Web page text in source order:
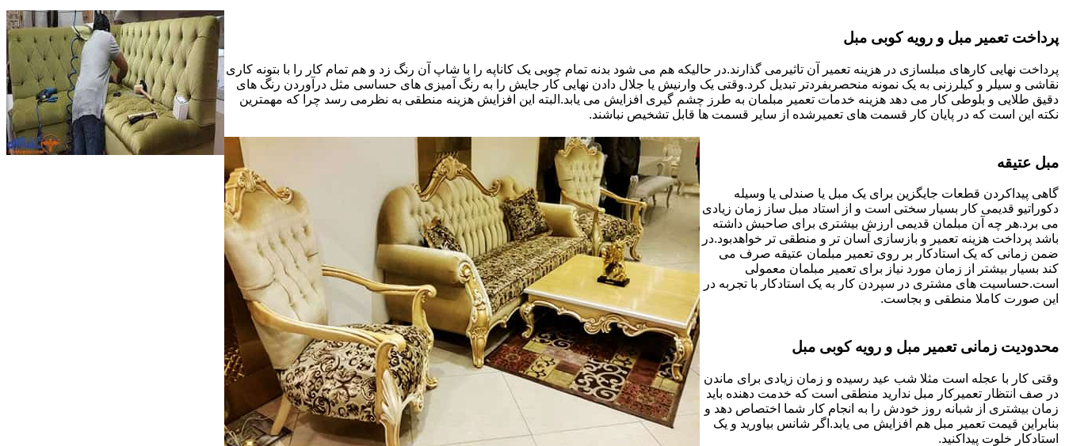
پرداخت تعمیر مبل و رویه کوبی مبل
پرداخت نهایی کارهای مبلسازی در هزینه تعمیر آن تاثیرمی گذارند.در حالیکه هم می شود بدنه تمام چوبی یک کاناپه را با شاپ آن رنگ زد و هم تمام کار را با بتونه کاری
نقاشی و سیلر و کیلرزنی به یک نمونه منحصربفردتر تبدیل کرد.وقتی یک وارنیش یا جلال دادن نهایی کار جایش را به رنگ آمیزی های حساسی مثل درآوردن رنگ های
دقیق طلایی و بلوطی کار می دهد هزینه خدمات تعمیر مبلمان به طرز چشم گیری افزایش می یابد.البته این افزایش هزینه منطقی به نظرمی رسد چرا که مهمترین
نکته این است که در پایان کار قسمت های تعمیرشده از سایر قسمت ها قابل تشخیص نباشند.
مبل عتیقه
گاهی پیداکردن قطعات جایگزین برای یک مبل یا صندلی یا وسیله
دکوراتیو قدیمی کار بسیار سختی است و از استاد مبل ساز زمان زیادی
می برد.هر چه آن مبلمان قدیمی ارزش بیشتری برای صاحبش داشته
باشد پرداخت هزینه تعمیر و بازسازی آسان تر و منطقی تر خواهدبود.در
ضمن زمانی که یک استادکار بر روی تعمیر مبلمان عتیقه صرف می
کند بسیار بیشتر از زمان مورد نیاز برای تعمیر مبلمان معمولی
است.حساسیت های مشتری در سپردن کار به یک استادکار با تجربه در
این صورت کاملا منطقی و بجاست.
محدودیت زمانی تعمیر مبل و رویه کوبی مبل
وقتی کار با عجله است مثلا شب عید رسیده و زمان زیادی برای ماندن
در صف انتظار تعمیرکار مبل ندارید منطقی است که خدمت دهنده باید
زمان بیشتری از شبانه روز خودش را به انجام کار شما اختصاص دهد و
بنابراین قیمت تعمیر مبل هم افزایش می یابد.اگر شانس بیاورید و یک
استادکار خلوت پیداکنید.